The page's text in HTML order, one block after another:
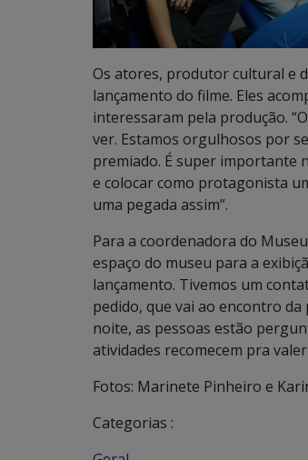
Os atores, produtor cultural e
lançamento do filme. Eles
interessaram pela produção.
ver. Estamos orgulhosos por
premiado. É super importante
e colocar como protagonista
uma pegada assim”.
Para a coordenadora do
espaço do museu para a
lançamento. Tivemos um
pedido, que vai ao encontro
noite, as pessoas estão
atividades recomecem pra
Fotos: Marinete Pinheiro e
Categorias :